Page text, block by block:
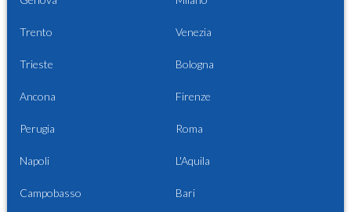
Trento Venezia
Trieste Bologna
Ancona Firenze
Perugia Roma
Napoli L'Aquila
Campobasso Bari